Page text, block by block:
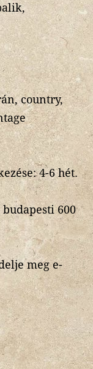
country,
4-6 hét.
600
meg e-